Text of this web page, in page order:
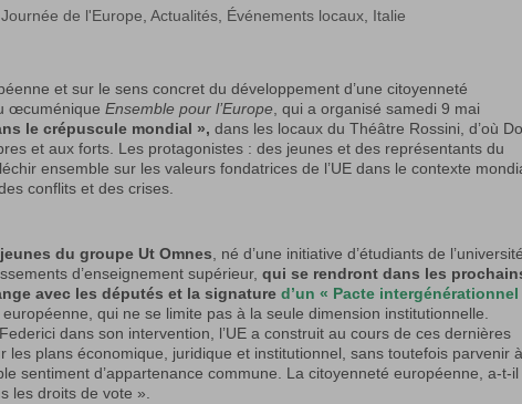
de l'Europe,Actualités, Événements locaux, Italie
et sur le sens concret du développement d’une citoyenneté
œcuméniqueEnsemble pour l’Europe, qui a organisé samedi 9 mai
le crépuscule mondial »,dans les locaux du Théâtre Rossini, d’où
et aux forts. Les protagonistes : des jeunes et des représentants du
ensemble sur les valeurs fondatrices de l’UE dans le contexte
conflits et des crises.
du groupe Ut Omnes, né d’une initiative d’étudiants de
d’enseignement supérieur,qui se rendront dans les
avec les députés et la signatured’un « Pacte intergénérationnel
qui ne se limite pas à la seule dimension institutionnelle.
dans son intervention, l’UE a construit au cours de ces dernières
plans économique, juridique et institutionnel, sans toutefois parvenir
sentiment d’appartenance commune. La citoyenneté européenne, a-t-il
les droits de vote ».